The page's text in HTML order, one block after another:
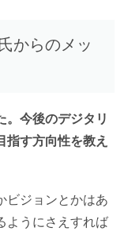
からのメッ
。今後のデジタリ
指す方向性を教え
ビジョンとかはあ
ようにさえすれば